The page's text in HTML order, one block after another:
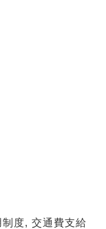
度, 交通費支給